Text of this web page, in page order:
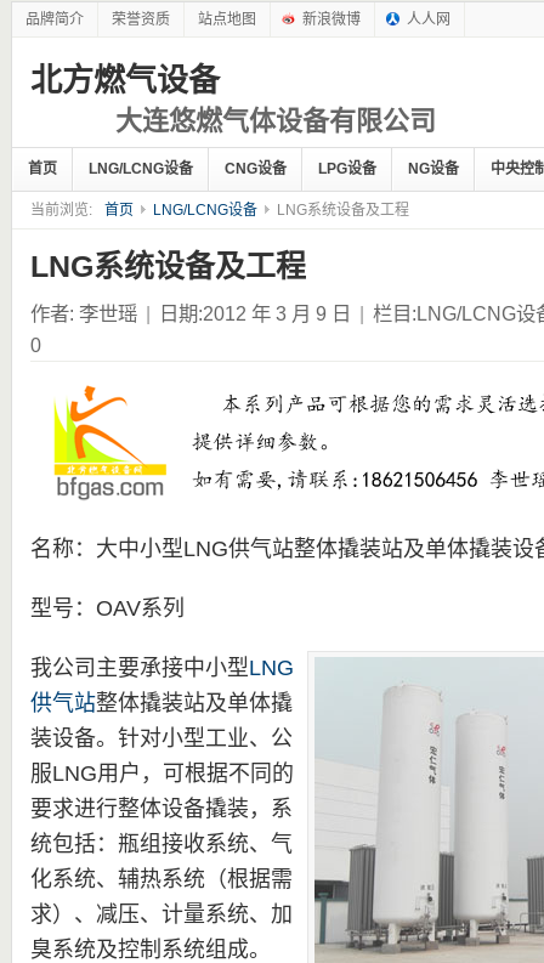
品牌简介 荣誉资质 站点地图 新浪微博 人人网
北方燃气设备
大连悠燃气体设备有限公司
首页 LNG/LCNG设备 CNG设备 LPG设备 NG设备 中央控
当前浏览: 首页 LNG/LCNG设备 LNG系统设备及工程
LNG系统设备及工程
作者: 李世瑶 | 日期:2012 年 3 月 9 日 | 栏目:LNG/LCNG设
0
名称：大中小型LNG供气站整体撬装站及单体撬装设
型号：OAV系列
我公司主要承接中小型LNG
供气站整体撬装站及单体撬
装设备。针对小型工业、公
服LNG用户，可根据不同的
要求进行整体设备撬装，系
统包括：瓶组接收系统、气
化系统、辅热系统（根据需
求）、减压、计量系统、加
臭系统及控制系统组成。